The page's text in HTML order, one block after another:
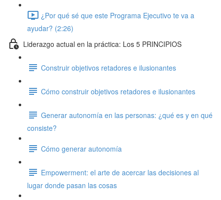
¿Por qué sé que este Programa Ejecutivo te va a
ayudar? (2:26)
Liderazgo actual en la práctica: Los 5 PRINCIPIOS
Construir objetivos retadores e ilusionantes
Cómo construir objetivos retadores e ilusionantes
Generar autonomía en las personas: ¿qué es y en qué
consiste?
Cómo generar autonomía
Empowerment: el arte de acercar las decisiones al
lugar donde pasan las cosas